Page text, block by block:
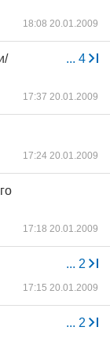
18:08 20.01.2009
... 4
17:37 20.01.2009
17:24 20.01.2009
17:18 20.01.2009
... 2
17:15 20.01.2009
... 2